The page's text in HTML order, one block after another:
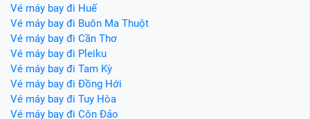
Vé máy bay đi Huế
Vé máy bay đi Buôn Ma Thuột
Vé máy bay đi Cần Thơ
Vé máy bay đi Pleiku
Vé máy bay đi Tam Kỳ
Vé máy bay đi Đồng Hới
Vé máy bay đi Tuy Hòa
Vé máy bay đi Côn Đảo